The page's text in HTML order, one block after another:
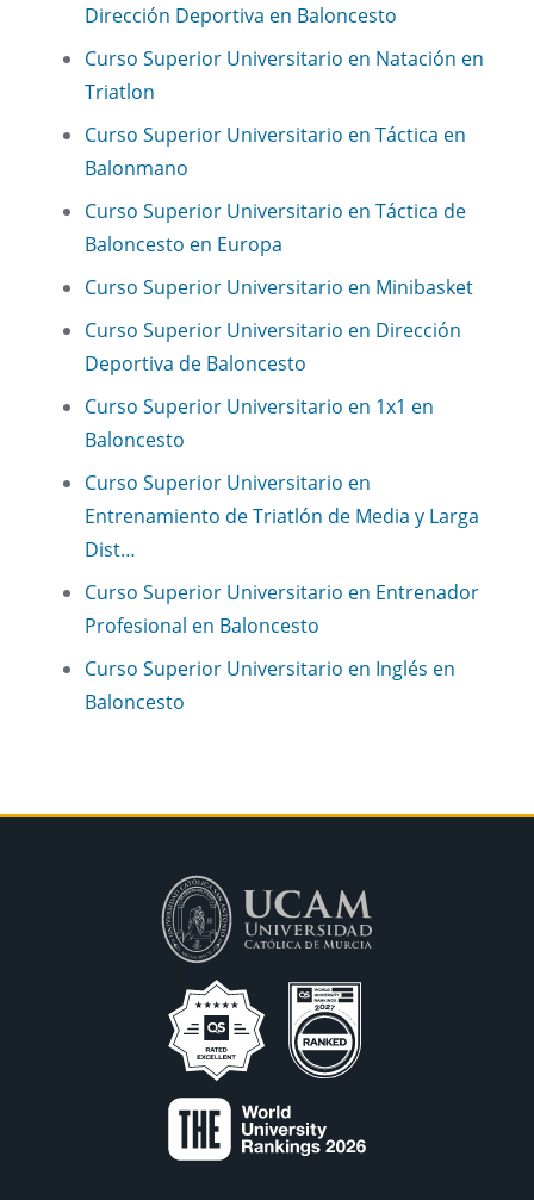
Dirección Deportiva en Baloncesto
Curso Superior Universitario en Natación en
Triatlon
Curso Superior Universitario en Táctica en
Balonmano
Curso Superior Universitario en Táctica de
Baloncesto en Europa
Curso Superior Universitario en Minibasket
Curso Superior Universitario en Dirección
Deportiva de Baloncesto
Curso Superior Universitario en 1x1 en
Baloncesto
Curso Superior Universitario en
Entrenamiento de Triatlón de Media y Larga
Dist…
Curso Superior Universitario en Entrenador
Profesional en Baloncesto
Curso Superior Universitario en Inglés en
Baloncesto